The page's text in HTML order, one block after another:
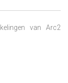
van Arc2